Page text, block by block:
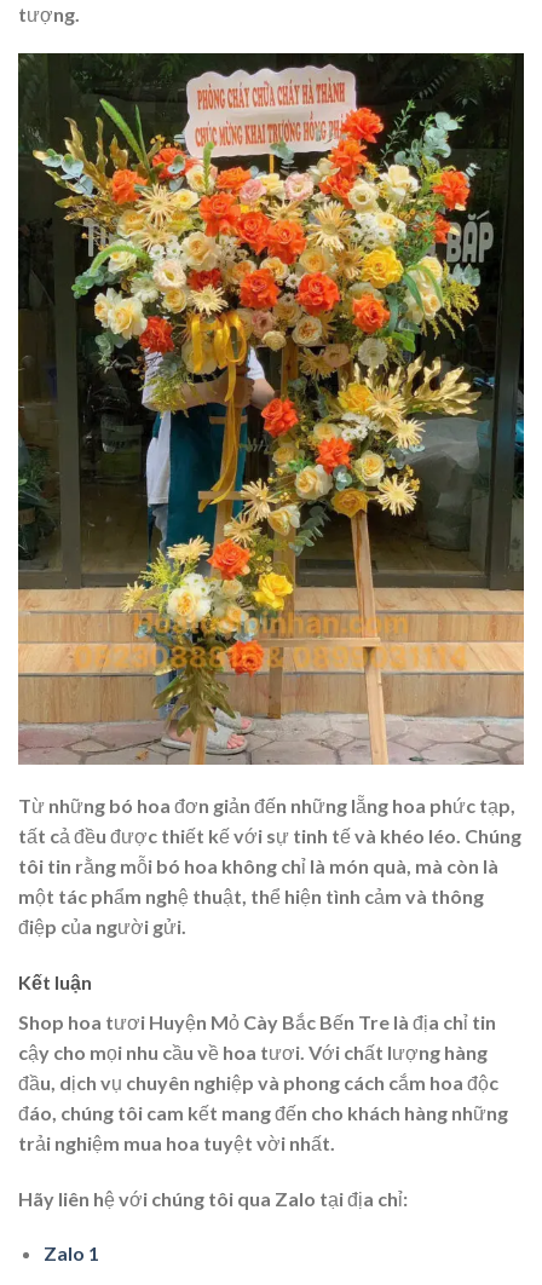
tượng.
Từ những bó hoa đơn giản đến những lẵng hoa phức tạp,
tất cả đều được thiết kế với sự tinh tế và khéo léo. Chúng
tôi tin rằng mỗi bó hoa không chỉ là món quà, mà còn là
một tác phẩm nghệ thuật, thể hiện tình cảm và thông
điệp của người gửi.
Kết luận
Shop hoa tươi Huyện Mỏ Cày Bắc Bến Tre là địa chỉ tin
cậy cho mọi nhu cầu về hoa tươi. Với chất lượng hàng
đầu, dịch vụ chuyên nghiệp và phong cách cắm hoa độc
đáo, chúng tôi cam kết mang đến cho khách hàng những
trải nghiệm mua hoa tuyệt vời nhất.
Hãy liên hệ với chúng tôi qua Zalo tại địa chỉ:
Zalo 1